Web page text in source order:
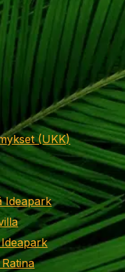
(UKK)
Ideapark